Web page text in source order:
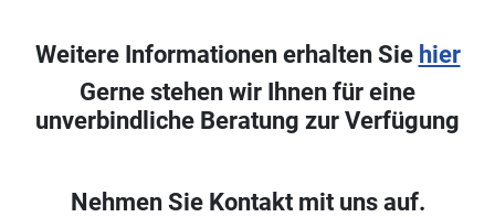
Weitere Informationen erhalten Sie hier
Gerne stehen wir Ihnen für eine
unverbindliche Beratung zur Verfügung
Nehmen Sie Kontakt mit uns auf.